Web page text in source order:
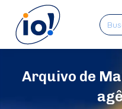
Arquivo de